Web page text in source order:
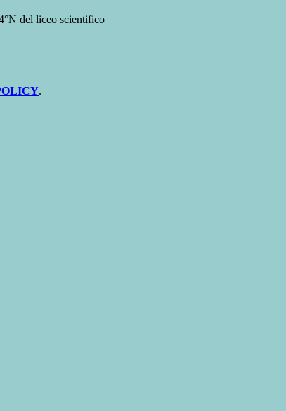
del liceo scientifico
.